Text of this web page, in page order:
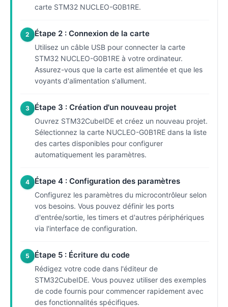
carte STM32 NUCLEO-G0B1RE.
2 Étape 2 : Connexion de la carte
Utilisez un câble USB pour connecter la carte
STM32 NUCLEO-G0B1RE à votre ordinateur.
Assurez-vous que la carte est alimentée et que les
voyants d'alimentation s'allument.
3 Étape 3 : Création d'un nouveau projet
Ouvrez STM32CubeIDE et créez un nouveau projet.
Sélectionnez la carte NUCLEO-G0B1RE dans la liste
des cartes disponibles pour configurer
automatiquement les paramètres.
4 Étape 4 : Configuration des paramètres
Configurez les paramètres du microcontrôleur selon
vos besoins. Vous pouvez définir les ports
d'entrée/sortie, les timers et d'autres périphériques
via l'interface de configuration.
5 Étape 5 : Écriture du code
Rédigez votre code dans l'éditeur de
STM32CubeIDE. Vous pouvez utiliser des exemples
de code fournis pour commencer rapidement avec
des fonctionnalités spécifiques.